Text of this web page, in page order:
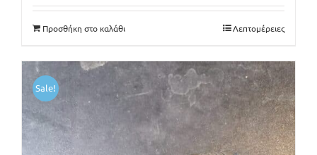
29€.είναι:
25€.
Προσθήκη στο καλάθι Λεπτομέρειες
Sale!